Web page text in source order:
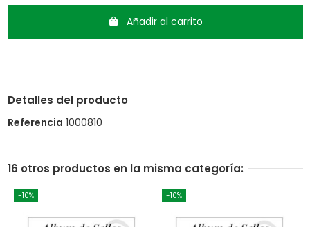
Añadir al carrito
Detalles del producto
Referencia 1000810
16 otros productos en la misma categoría:
-10% -10%